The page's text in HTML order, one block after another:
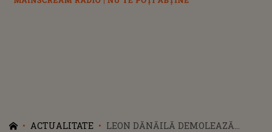
ACTUALITATE
LEON DĂNĂILĂ DEMOLEAZĂ